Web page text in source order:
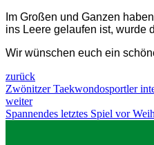
Im Großen und Ganzen
ins Leere gelaufen ist, wurde
Wir wünschen euch ein
zurück
Zwönitzer Taekwondosportler
weiter
Spannendes letztes Spiel vor